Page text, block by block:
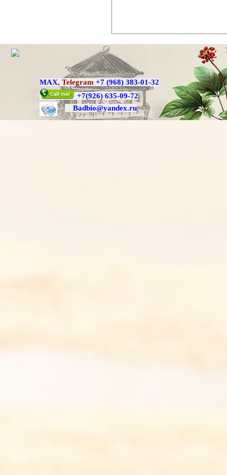
MAX, Telegram +7 (968) 383-01-32
+7(926) 635-09-72
Badbio@yandex.ru